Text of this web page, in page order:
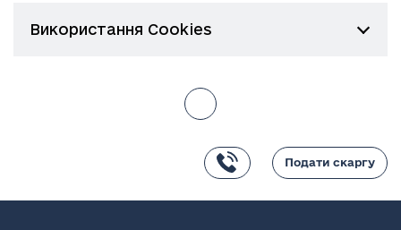
Використання Cookies
Подати скаргу